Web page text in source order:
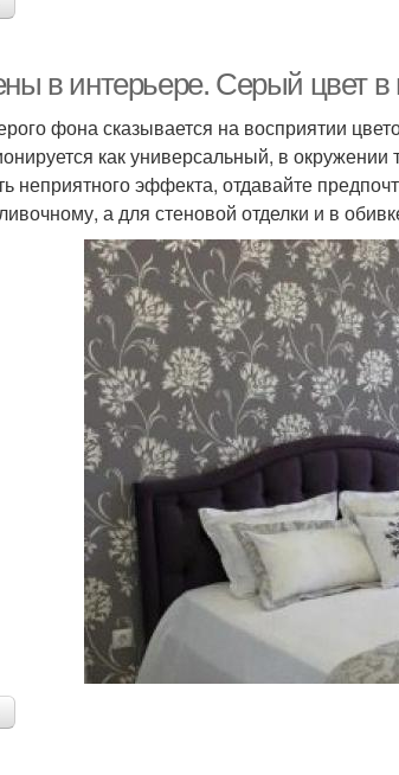
в интерьере. Серый цвет
фона сказывается на восприятии
как универсальный, в
неприятного эффекта, отдавайте
а для стеновой отделки и в